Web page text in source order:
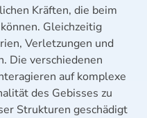
Kräften, die beim
Gleichzeitig
Verletzungen und
Die verschiedenen
auf komplexe
des Gebisses zu
Strukturen geschädigt